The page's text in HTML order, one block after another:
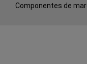
Componentes de